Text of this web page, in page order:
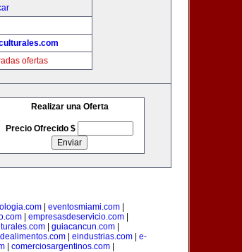
ofertas
Realizar una Oferta
Precio Ofrecido $
eventosmiami.com
empresasdeservicio.com
guiacancun.com
| eindustrias.com| e-
comerciosargentinos.com